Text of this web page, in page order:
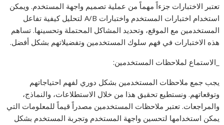
تعتبر الاختبارات جزءاً مهماً من عملية تصميم واجهة المستخدم. ويمكن
استخدام اختبارات المستخدم واختبارات A/B لتحليل كيفية تفاعل
المستخدمين مع الموقع، وتحديد المشاكل المحتملة وتحسينها. تساهم
هذه الاختبارات في فهم سلوك المستخدمين وتفضيلاتهم بشكل أفضل.
_الاستماع لملاحظات المستخدمين:
يجب جمع ملاحظات المستخدمين بشكل دوري لفهم احتياجاتهم
وتوقعاتهم. ونستطيع تحقيق هذا من خلال الاستطلاعات، والنماذج،
والمراجعات. تعتبر ملاحظات المستخدمين مصدراً قيماً للمعلومات التي
يمكن استخدامها لتحسين واجهة المستخدم وتجربة المستخدم بشكل